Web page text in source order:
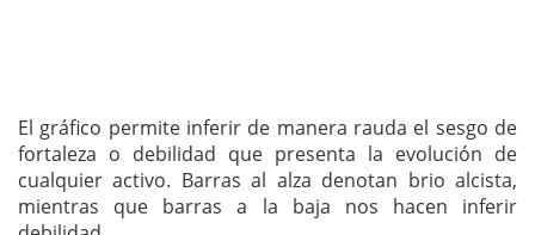
El gráfico permite inferir de manera rauda el sesgo de
fortaleza o debilidad que presenta la evolución de
cualquier activo. Barras al alza denotan brio alcista,
mientras que barras a la baja nos hacen inferir